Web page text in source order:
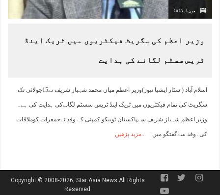
جون 2, 2023
وزیر اعظم کی سگریٹ فیکٹریوں میں ٹریک اینڈ
ٹریس سسٹم لگانے کی ہدایت
اسلام آباد ( سٹار ایشیا نیوز)وزیر اعظم میاں محمد شہباز شریف نے15جولائی تک
سگریٹ کی تمام فیکٹریوں میں ٹریک اینڈ ٹریس سسٹم لگانےکی ہدایت کی ہے۔
وزیر اعظم شہباز شریف سےپاکستان ٹوبیکو کمپنی کے وفد نےجمعرات کوملاقات
کی۔وفد سےگفتگو میں مزید پڑھیں
Copyright © 2008-2026, Star Asia News All Rights
Reserved.